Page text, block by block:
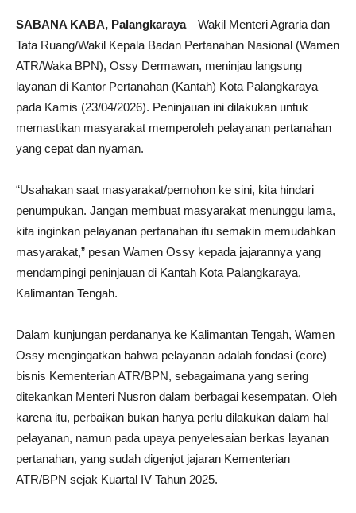
SABANA KABA, Palangkaraya—Wakil Menteri Agraria dan
Tata Ruang/Wakil Kepala Badan Pertanahan Nasional (Wamen
ATR/Waka BPN), Ossy Dermawan, meninjau langsung
layanan di Kantor Pertanahan (Kantah) Kota Palangkaraya
pada Kamis (23/04/2026). Peninjauan ini dilakukan untuk
memastikan masyarakat memperoleh pelayanan pertanahan
yang cepat dan nyaman.
“Usahakan saat masyarakat/pemohon ke sini, kita hindari
penumpukan. Jangan membuat masyarakat menunggu lama,
kita inginkan pelayanan pertanahan itu semakin memudahkan
masyarakat,” pesan Wamen Ossy kepada jajarannya yang
mendampingi peninjauan di Kantah Kota Palangkaraya,
Kalimantan Tengah.
Dalam kunjungan perdananya ke Kalimantan Tengah, Wamen
Ossy mengingatkan bahwa pelayanan adalah fondasi (core)
bisnis Kementerian ATR/BPN, sebagaimana yang sering
ditekankan Menteri Nusron dalam berbagai kesempatan. Oleh
karena itu, perbaikan bukan hanya perlu dilakukan dalam hal
pelayanan, namun pada upaya penyelesaian berkas layanan
pertanahan, yang sudah digenjot jajaran Kementerian
ATR/BPN sejak Kuartal IV Tahun 2025.